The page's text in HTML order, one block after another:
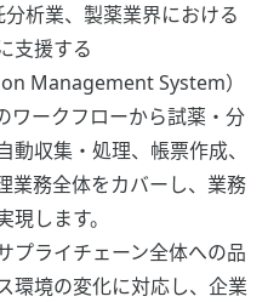
析業、製薬業界における
支援する
Management System）
ワークフローから試薬・分
収集・処理、帳票作成、
業務全体をカバーし、業務
します。
プライチェーン全体への品
環境の変化に対応し、企業